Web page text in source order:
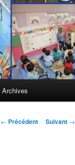
Archives
Navigation des
← Précédent Suivant →